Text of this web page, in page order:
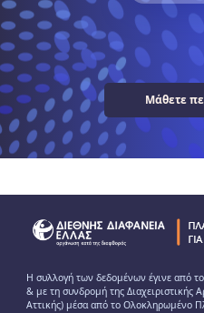
Μάθετε
Η συλλογή των δεδομένων έγινε από το
& με τη συνδρομή της Διαχειριστικής
Αττικής) μέσα από το Ολοκληρωμένο